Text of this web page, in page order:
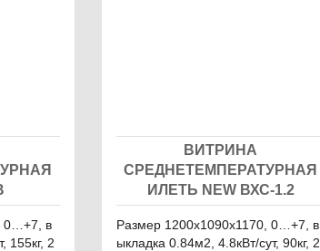
0…+7, в
155кг, 2
ВИТРИНА
СРЕДНЕТЕМПЕРАТУРНАЯ
ИЛЕТЬ NEW ВХС-1.2
Размер 1200х1090х1170, 0…+7, в
ыкладка 0.84м2, 4.8кВт/сут, 90кг, 2